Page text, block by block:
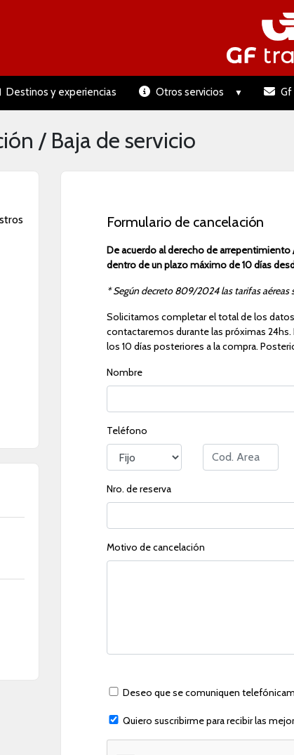
Destinos y experiencias Otros servicios Gf
/ Baja de servicio
Formulario de cancelación
De acuerdo al derecho de
dentro de un plazo máximo de 10 días
* Según decreto 809/2024 las tarifas
Solicitamos completar el total de los
contactaremos durante las próximas
los 10 días posteriores a la compra.
Nombre
Teléfono
Nro. de reserva
Motivo de cancelación
Deseo que se comuniquen
Quiero suscribirme para recibir las